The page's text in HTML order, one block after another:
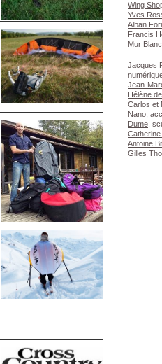
Wing
Yves
Alban
Francis
Mur Blanc
Jacques
Jean-
Hélène
Carlos et
Nano ,
Dume ,
Antoine
Gilles